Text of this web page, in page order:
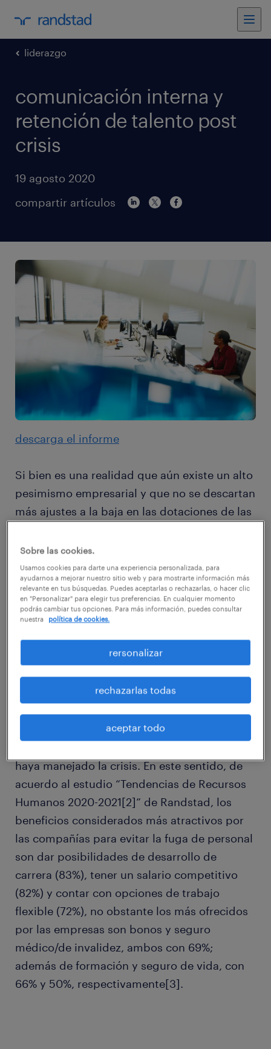
liderazgo
comunicación interna y
retención de talento post
crisis
19 agosto 2020
compartir artículos
descarga el informe
Si bien es una realidad que aún existe un alto
pesimismo empresarial y que no se descartan
más ajustes a la baja en las dotaciones de las
mil trabajadores con contratos suspendidos
no tienen asegurada su fuente laboral una vez
finalizada la pandemia; no cabe duda que las
organizaciones no deben perder de vista las
estrategias de comunicación interna para
atraer y retener talento.
Esto porque a pesar de que hoy existe una
amplia oferta de profesionales disponibles en
el mercado, cuando la economía se reactive
las firmas querrán contar con los mejores, lo
haya manejado la crisis. En este sentido, de
acuerdo al estudio “Tendencias de Recursos
Humanos 2020-2021[2]” de Randstad, los
beneficios considerados más atractivos por
las compañías para evitar la fuga de personal
son dar posibilidades de desarrollo de
carrera (83%), tener un salario competitivo
(82%) y contar con opciones de trabajo
flexible (72%), no obstante los más ofrecidos
por las empresas son bonos y seguro
médico/de invalidez, ambos con 69%;
además de formación y seguro de vida, con
66% y 50%, respectivamente[3].
Sobre las cookies.
Usamos cookies para darte una experiencia personalizada, para
ayudarnos a mejorar nuestro sitio web y para mostrarte información más
relevante en tus búsquedas. Puedes aceptarlas o rechazarlas, o hacer clic
en "Personalizar" para elegir tus preferencias. En cualquier momento
podrás cambiar tus opciones. Para más información, puedes consultar
nuestra
política de cookies.
rersonalizar
rechazarlas todas
aceptar todo